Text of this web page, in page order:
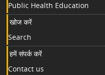
Public Health Education
खोज करें
Search
हमें संपर्क करें
Contact us